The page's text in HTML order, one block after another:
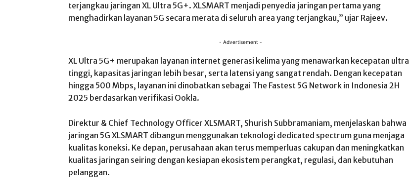
terjangkau jaringan XL Ultra 5G+. XLSMART menjadi penyedia jaringan pertama yang
menghadirkan layanan 5G secara merata di seluruh area yang terjangkau,” ujar Rajeev.
- Advertisement -
XL Ultra 5G+ merupakan layanan internet generasi kelima yang menawarkan kecepatan ultra
tinggi, kapasitas jaringan lebih besar, serta latensi yang sangat rendah. Dengan kecepatan
hingga 500 Mbps, layanan ini dinobatkan sebagai The Fastest 5G Network in Indonesia 2H
2025 berdasarkan verifikasi Ookla.
Direktur & Chief Technology Officer XLSMART, Shurish Subbramaniam, menjelaskan bahwa
jaringan 5G XLSMART dibangun menggunakan teknologi dedicated spectrum guna menjaga
kualitas koneksi. Ke depan, perusahaan akan terus memperluas cakupan dan meningkatkan
kualitas jaringan seiring dengan kesiapan ekosistem perangkat, regulasi, dan kebutuhan
pelanggan.